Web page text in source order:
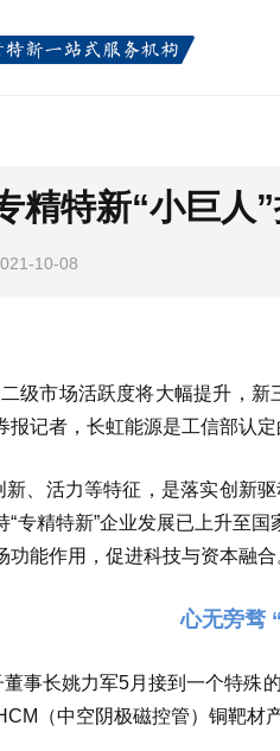
精特新“小巨人
10-08
级市场活跃度将大幅提升，
记者，长虹能源是工信部认
新、活力等特征，是落实创新
专精特新”企业发展已上升至
能作用，促进科技与资本融合
心无旁骛
董事长姚力军5月接到一个特
（中空阴极磁控管）铜靶材